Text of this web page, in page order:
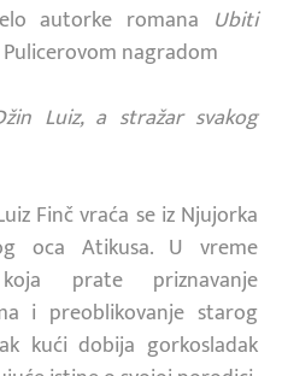
autorke romana Ubiti
nagradom
Luiz, a stražar svakog
Finč vraća se iz Njujorka
oca Atikusa. U vreme
prate priznavanje
i preoblikovanje starog
kući dobija gorkosladak